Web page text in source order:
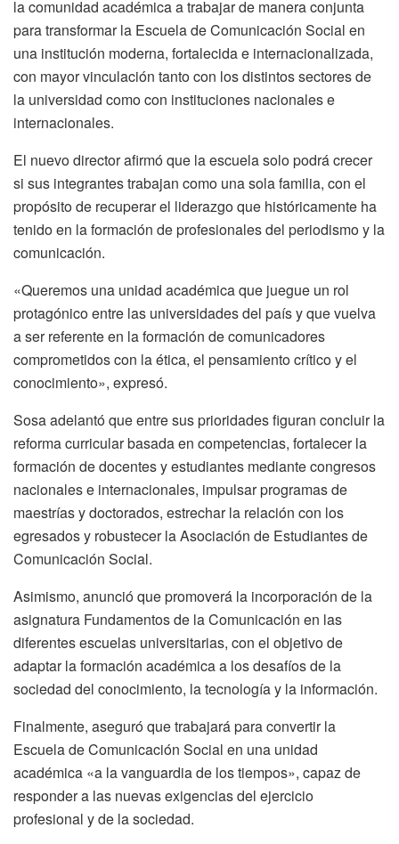
la comunidad académica a trabajar de manera conjunta
para transformar la Escuela de Comunicación Social en
una institución moderna, fortalecida e internacionalizada,
con mayor vinculación tanto con los distintos sectores de
la universidad como con instituciones nacionales e
internacionales.
El nuevo director afirmó que la escuela solo podrá crecer
si sus integrantes trabajan como una sola familia, con el
propósito de recuperar el liderazgo que históricamente ha
tenido en la formación de profesionales del periodismo y la
comunicación.
«Queremos una unidad académica que juegue un rol
protagónico entre las universidades del país y que vuelva
a ser referente en la formación de comunicadores
comprometidos con la ética, el pensamiento crítico y el
conocimiento», expresó.
Sosa adelantó que entre sus prioridades figuran concluir la
reforma curricular basada en competencias, fortalecer la
formación de docentes y estudiantes mediante congresos
nacionales e internacionales, impulsar programas de
maestrías y doctorados, estrechar la relación con los
egresados y robustecer la Asociación de Estudiantes de
Comunicación Social.
Asimismo, anunció que promoverá la incorporación de la
asignatura Fundamentos de la Comunicación en las
diferentes escuelas universitarias, con el objetivo de
adaptar la formación académica a los desafíos de la
sociedad del conocimiento, la tecnología y la información.
Finalmente, aseguró que trabajará para convertir la
Escuela de Comunicación Social en una unidad
académica «a la vanguardia de los tiempos», capaz de
responder a las nuevas exigencias del ejercicio
profesional y de la sociedad.